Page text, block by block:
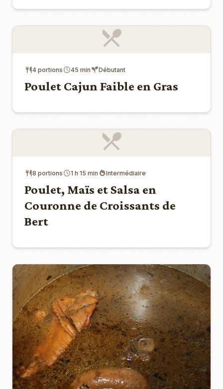
4 portions 45 min Débutant
Poulet Cajun Faible en Gras
8 portions 1 h 15 min Intermédiaire
Poulet, Maïs et Salsa en
Couronne de Croissants de
Bert